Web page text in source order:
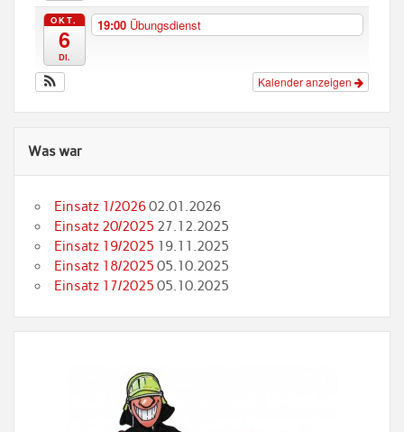
OKT.
6
Di.
19:00 Übungsdienst
Kalender anzeigen
Was war
Einsatz 1/202602.01.2026
Einsatz 20/2025 27.12.2025
Einsatz 19/2025 19.11.2025
Einsatz 18/2025 05.10.2025
Einsatz 17/2025 05.10.2025